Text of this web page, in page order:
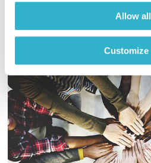
Allow all
Customize